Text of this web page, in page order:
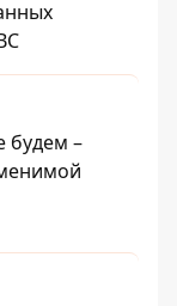
будем –